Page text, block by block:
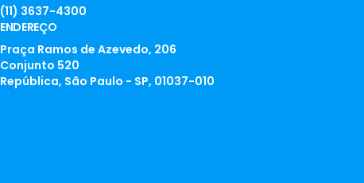
(11) 3637-4300
ENDEREÇO
Praça Ramos de Azevedo, 206
Conjunto 520
República, São Paulo - SP, 01037-010